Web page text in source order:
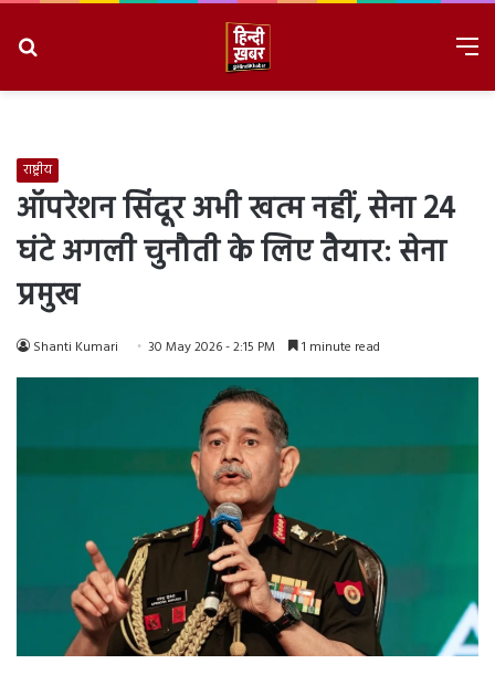
राष्ट्रीय
ऑपरेशन सिंदूर अभी खत्म नहीं, सेना 24
घंटे अगली चुनौती के लिए तैयार: सेना
प्रमुख
Shanti Kumari 30 May 2026 - 2:15 PM 1 minute read